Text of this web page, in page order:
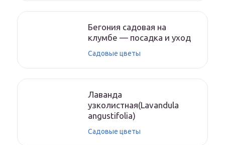
Бегония садовая на
клумбе — посадка и уход
Садовые цветы
Лаванда
узколистная(Lavandula
angustifolia)
Садовые цветы